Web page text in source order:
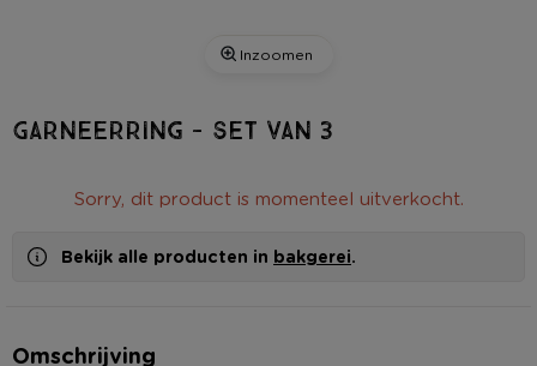
Inzoomen
Garneerring - set van 3
Sorry, dit product is momenteel uitverkocht.
Bekijk alle producten in bakgerei.
Omschrijving